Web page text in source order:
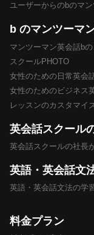
ユーザーからのbのマ
b のマンツーマ
マンツーマン英会話bの
スクールPHOTO
女性のための日常英会
女性のためのビジネス
レッスンのカスタマイ
英会話スクール
英会話スクールの社長
英語・英会話文
英語・英会話文法の学
料金プラン